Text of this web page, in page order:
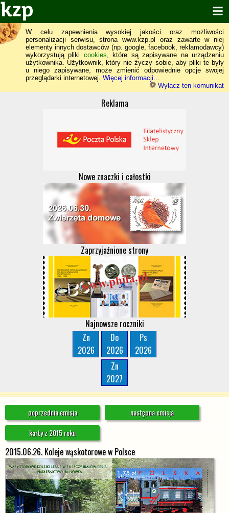
W celu zapewnienia wysokiej jakości oraz możliwości
personalizacji serwisu, strona www.kzp.pl oraz zawarte w niej
elementy innych dostawców (np. google, facebook, reklamodawcy)
wykorzystują pliki cookies, które są zapisywane na urządzeniu
użytkownika. Użytkownik, który nie życzy sobie, aby pliki te były
u niego zapisywane, może zmienić odpowiednie opcje swojej
przeglądarki internetowej. Więcej informacji...
Wyłącz ten komunikat
Reklama
Nowe znaczki i całostki
Zaprzyjaźnione strony
Najnowsze roczniki
Zn
2026
Do
2026
Ps
2026
Zn
2027
poprzednia emisja
następna emisja
karty z 2015 roku
2015.06.26. Koleje wąskotorowe w Polsce